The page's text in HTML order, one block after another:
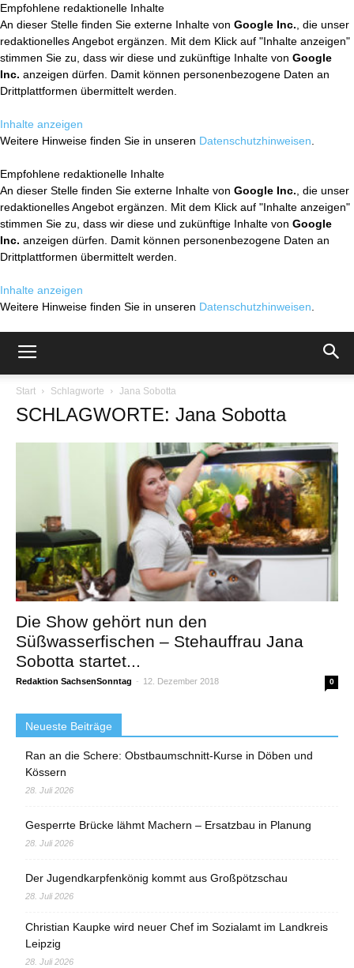
Empfohlene redaktionelle Inhalte
An dieser Stelle finden Sie externe Inhalte von Google Inc. , die unser
redaktionelles Angebot ergänzen. Mit dem Klick auf "Inhalte anzeigen"
stimmen Sie zu, dass wir diese und zukünftige Inhalte von Google
Inc. anzeigen dürfen. Damit können personenbezogene Daten an
Drittplattformen übermittelt werden.
Inhalte anzeigen
Weitere Hinweise finden Sie in unseren Datenschutzhinweisen
Empfohlene redaktionelle Inhalte
An dieser Stelle finden Sie externe Inhalte von Google Inc. , die unser
redaktionelles Angebot ergänzen. Mit dem Klick auf "Inhalte anzeigen"
stimmen Sie zu, dass wir diese und zukünftige Inhalte von Google
Inc. anzeigen dürfen. Damit können personenbezogene Daten an
Drittplattformen übermittelt werden.
Inhalte anzeigen
Weitere Hinweise finden Sie in unseren Datenschutzhinweisen
Start Schlagworte Jana Sobotta
SCHLAGWORTE: Jana Sobotta
Die Show gehört nun den
Süßwasserfischen – Stehauffrau Jana
Sobotta startet...
Redaktion SachsenSonntag - 12. Dezember 2018 0
Neueste Beiträge
Ran an die Schere: Obstbaumschnitt-Kurse in Döben und
Kössern
28. Juli 2026
Gesperrte Brücke lähmt Machern – Ersatzbau in Planung
28. Juli 2026
Der Jugendkarpfenkönig kommt aus Großpötzschau
28. Juli 2026
Christian Kaupke wird neuer Chef im Sozialamt im Landkreis
Leipzig
28. Juli 2026